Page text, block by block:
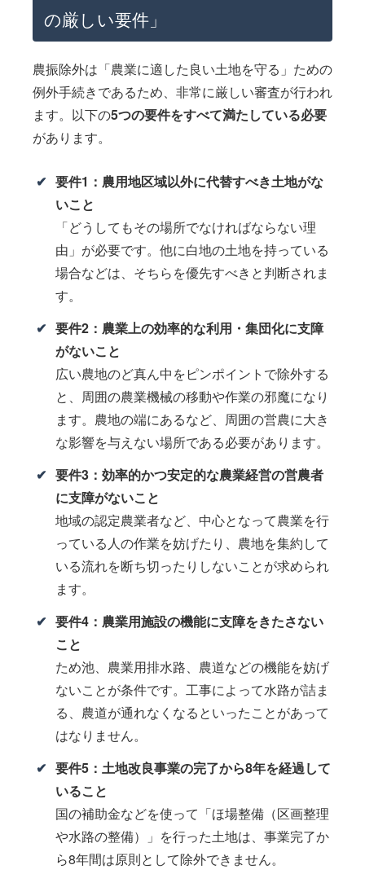
の厳しい要件」
農振除外は「農業に適した良い土地を守る」ための
例外手続きであるため、非常に厳しい審査が行われ
ます。以下の5つの要件をすべて満たしている必要
があります。
要件1：農用地区域以外に代替すべき土地がな
いこと
「どうしてもその場所でなければならない理
由」が必要です。他に白地の土地を持っている
場合などは、そちらを優先すべきと判断されま
す。
要件2：農業上の効率的な利用・集団化に支障
がないこと
広い農地のど真ん中をピンポイントで除外する
と、周囲の農業機械の移動や作業の邪魔になり
ます。農地の端にあるなど、周囲の営農に大き
な影響を与えない場所である必要があります。
要件3：効率的かつ安定的な農業経営の営農者
に支障がないこと
地域の認定農業者など、中心となって農業を行
っている人の作業を妨げたり、農地を集約して
いる流れを断ち切ったりしないことが求められ
ます。
要件4：農業用施設の機能に支障をきたさない
こと
ため池、農業用排水路、農道などの機能を妨げ
ないことが条件です。工事によって水路が詰ま
る、農道が通れなくなるといったことがあって
はなりません。
要件5：土地改良事業の完了から8年を経過して
いること
国の補助金などを使って「ほ場整備（区画整理
や水路の整備）」を行った土地は、事業完了か
ら8年間は原則として除外できません。